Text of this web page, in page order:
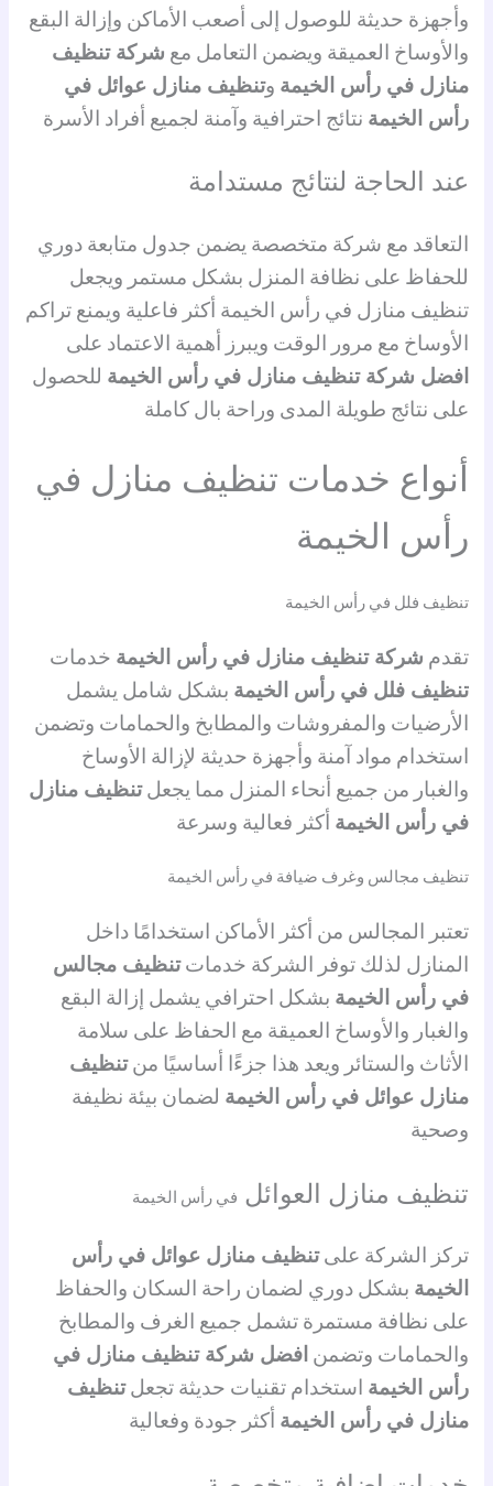
وأجهزة حديثة للوصول إلى أصعب الأماكن وإزالة البقع
والأوساخ العميقة ويضمن التعامل مع شركة تنظيف
منازل في رأس الخيمة وتنظيف منازل عوائل في
رأس الخيمة نتائج احترافية وآمنة لجميع أفراد الأسرة
عند الحاجة لنتائج مستدامة
التعاقد مع شركة متخصصة يضمن جدول متابعة دوري
للحفاظ على نظافة المنزل بشكل مستمر ويجعل
تنظيف منازل في رأس الخيمة أكثر فاعلية ويمنع تراكم
الأوساخ مع مرور الوقت ويبرز أهمية الاعتماد على
افضل شركة تنظيف منازل في رأس الخيمة للحصول
على نتائج طويلة المدى وراحة بال كاملة
أنواع خدمات تنظيف منازل في
رأس الخيمة
تنظيف فلل في رأس الخيمة
تقدم شركة تنظيف منازل في رأس الخيمة خدمات
تنظيف فلل في رأس الخيمة بشكل شامل يشمل
الأرضيات والمفروشات والمطابخ والحمامات وتضمن
استخدام مواد آمنة وأجهزة حديثة لإزالة الأوساخ
والغبار من جميع أنحاء المنزل مما يجعلتنظيف منازل
في رأس الخيمة أكثر فعالية وسرعة
تنظيف مجالس وغرف ضيافة في رأس الخيمة
تعتبر المجالس من أكثر الأماكن استخدامًا داخل
المنازل لذلك توفر الشركة خدماتتنظيف مجالس
في رأس الخيمة بشكل احترافي يشمل إزالة البقع
والغبار والأوساخ العميقة مع الحفاظ على سلامة
الأثاث والستائر ويعد هذا جزءًا أساسيًا منتنظيف
منازل عوائل في رأس الخيمة لضمان بيئة نظيفة
وصحية
تنظيف منازل العوائل في رأس الخيمة
تركز الشركة علىتنظيف منازل عوائل في رأس
الخيمة بشكل دوري لضمان راحة السكان والحفاظ
على نظافة مستمرة تشمل جميع الغرف والمطابخ
والحمامات وتضمنافضل شركة تنظيف منازل في
رأس الخيمة استخدام تقنيات حديثة تجعلتنظيف
منازل في رأس الخيمة أكثر جودة وفعالية